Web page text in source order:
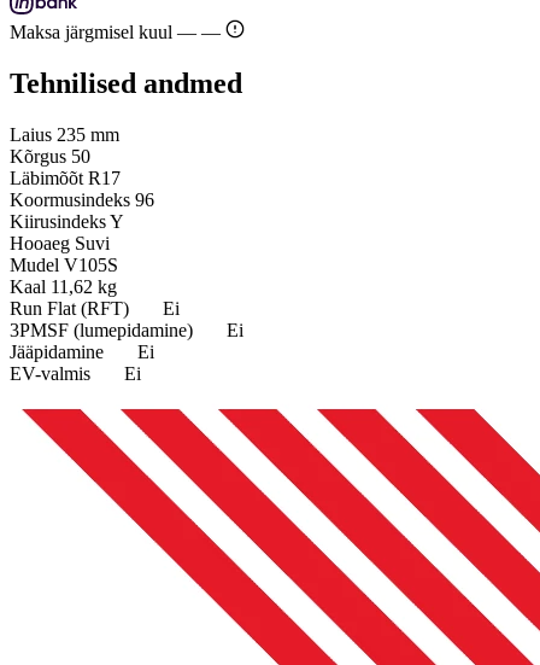
Maksa järgmisel kuul — —
Tehnilised andmed
Laius 235 mm
Kõrgus 50
Läbimõõt R17
Koormusindeks 96
KiirusindeksY
Hooaeg Suvi
Mudel V105S
Kaal 11,62 kg
Run Flat (RFT)
Ei
3PMSF (lumepidamine)
Ei
Jääpidamine
Ei
EV-valmis
Ei